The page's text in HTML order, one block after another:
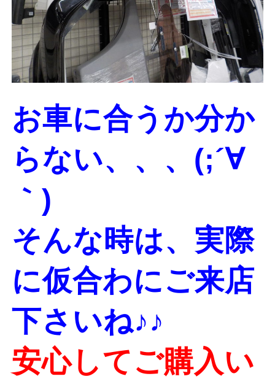
お車に合うか分か
らない、、、(;´∀
｀)
そんな時は、実際
に仮合わにご来店
下さいね♪♪
安心してご購入い